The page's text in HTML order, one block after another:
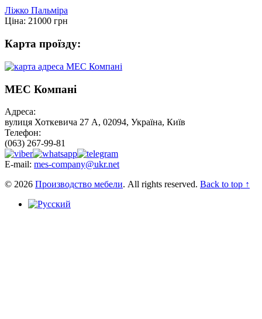
Ліжко Пальміра
Ціна: 21000 грн
Карта проїзду:
МЕС Компані
Адреса:
вулиця Хоткевича 27 А, 02094, Україна, Київ
Телефон:
(063) 267-99-81
E-mail: mes-company@ukr.net
© 2026 Производство мебели. All rights reserved. Back to top ↑